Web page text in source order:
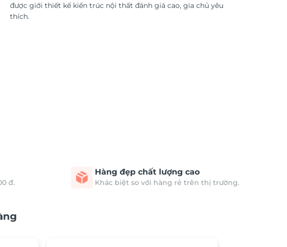
được giới thiết kế kiến trúc nội thất đánh giá cao, gia chủ yêu
thích.
đ.
Hàng đẹp chất lượng cao
Khác biệt so với hàng rẻ trên thị trường.